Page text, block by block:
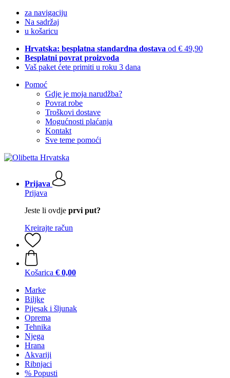
za navigaciju
Na sadržaj
u košaricu
Hrvatska: besplatna standardna dostava od € 49,90
Besplatni povrat proizvoda
Vaš paket ćete primiti u roku 3 dana
Pomoć
Gdje je moja narudžba?
Povrat robe
Troškovi dostave
Mogućnosti plaćanja
Kontakt
Sve teme pomoći
Prijava
Prijava
Jeste li ovdje prvi put?
Kreirajte račun
Košarica € 0,00
Marke
Biljke
Pijesak i šljunak
Oprema
Tehnika
Njega
Hrana
Akvariji
Ribnjaci
% Popusti